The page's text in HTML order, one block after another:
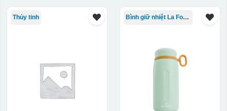
Thủy tinh Bình giữ nhiệt La Fonte